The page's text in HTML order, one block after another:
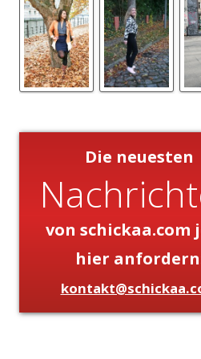
Die neuesten
von schickaa.com
hier